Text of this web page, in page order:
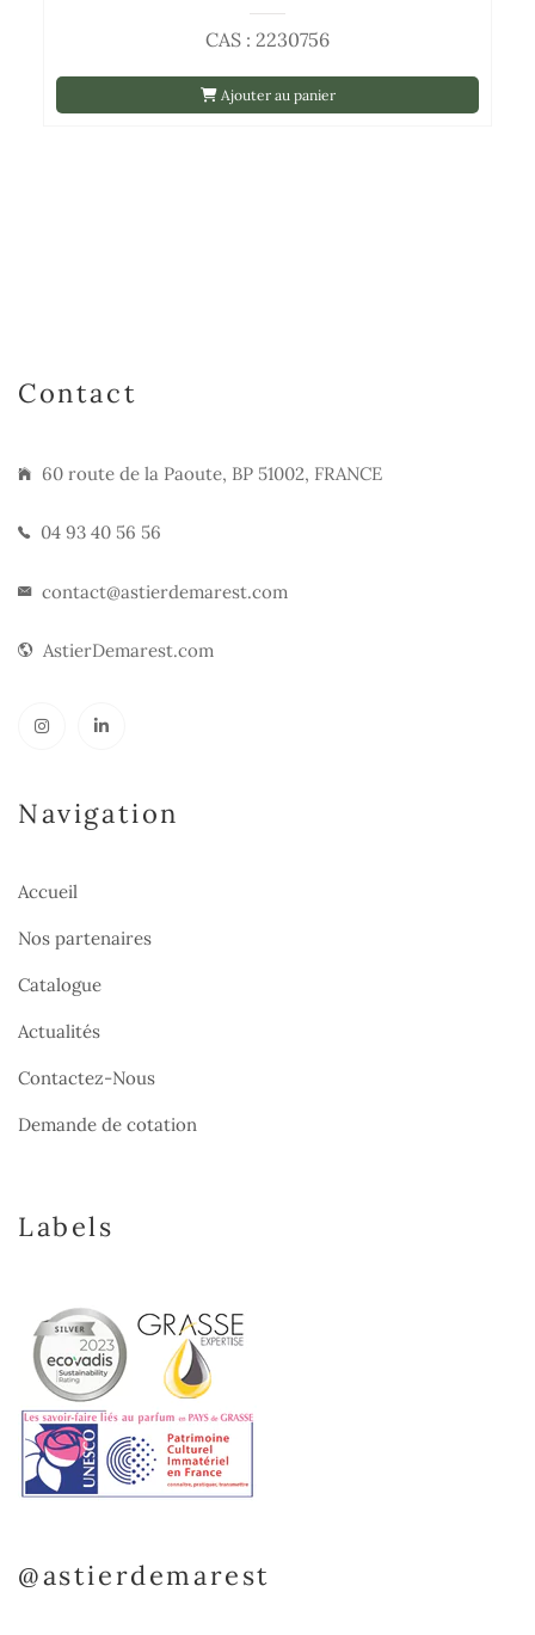
Ajouter au panier
CAS : 2230756
Contact
60 route de la Paoute, BP 51002, FRANCE
04 93 40 56 56
contact@astierdemarest.com
AstierDemarest.com
Navigation
Accueil
Nos partenaires
Catalogue
Actualités
Contactez-Nous
Demande de cotation
Labels
@astierdemarest